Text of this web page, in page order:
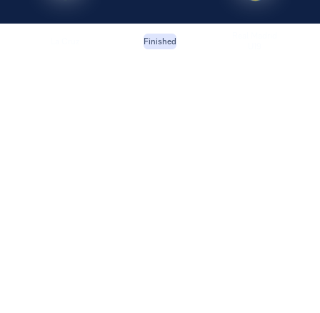
Finished